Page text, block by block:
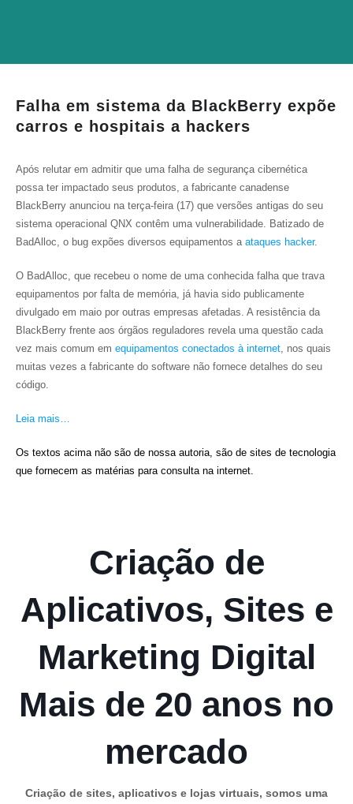
Falha em sistema da BlackBerry expõe
carros e hospitais a hackers
Após relutar em admitir que uma falha de segurança cibernética
possa ter impactado seus produtos, a fabricante canadense
BlackBerry anunciou na terça-feira (17) que versões antigas do seu
sistema operacional QNX contêm uma vulnerabilidade. Batizado de
BadAlloc, o bug expões diversos equipamentos a ataques hacker.
O BadAlloc, que recebeu o nome de uma conhecida falha que trava
equipamentos por falta de memória, já havia sido publicamente
divulgado em maio por outras empresas afetadas. A resistência da
BlackBerry frente aos órgãos reguladores revela uma questão cada
vez mais comum em equipamentos conectados à internet, nos quais
muitas vezes a fabricante do software não fornece detalhes do seu
código.
Leia mais…
Os textos acima não são de nossa autoria, são de sites de tecnologia
que fornecem as matérias para consulta na internet.
Criação de
Aplicativos, Sites e
Marketing Digital
Mais de 20 anos no
mercado
Criação de sites, aplicativos e lojas virtuais, somos uma